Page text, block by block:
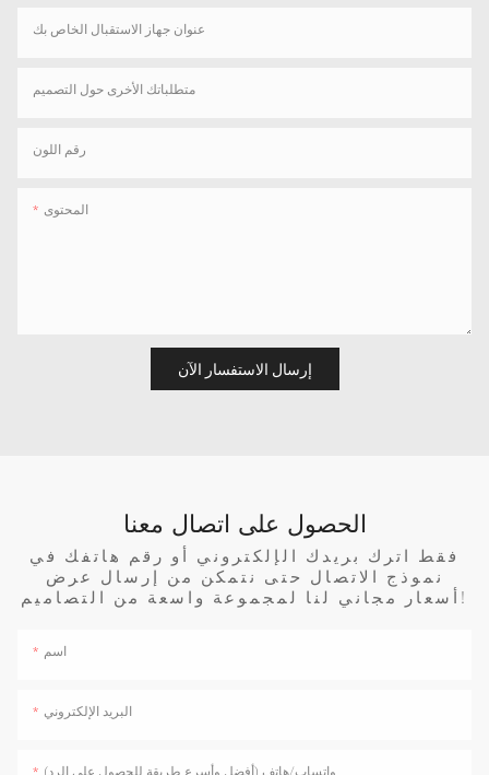
عنوان جهاز الاستقبال الخاص بك
متطلباتك الأخرى حول التصميم
رقم اللون
المحتوى
إرسال الاستفسار الآن
الحصول على اتصال معنا
فقط اترك بريدك الإلكتروني أو رقم هاتفك في
نموذج الاتصال حتى نتمكن من إرسال عرض
أسعار مجاني لنا لمجموعة واسعة من التصاميم!
اسم
البريد الإلكتروني
واتساب/هاتف (أفضل وأسرع طريقة للحصول على الرد)